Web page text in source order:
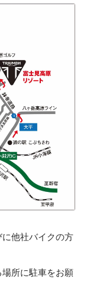
に他社バイクの方
所に駐車をお願